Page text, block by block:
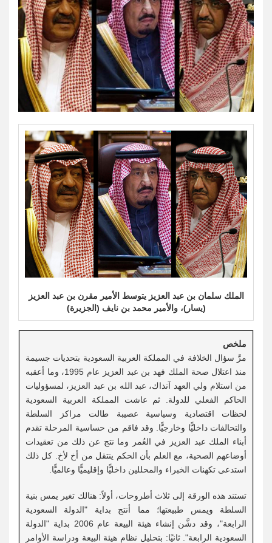
الملك سلمان بن عبد العزيز يتوسط الأمير مقرن بن عبد العزيز
(يسار)، والأمير محمد بن نايف (الجزيرة)
ملخص
مرَّ سؤال الخلافة في المملكة العربية السعودية بتحديات جسيمة
منذ اعتلال صحة الملك فهد بن عبد العزيز عام 1995، وما أعقبه
من استلام ولي العهد آنذاك، عبد الله بن عبد العزيز، لمسؤوليات
الحاكم الفعلي للدولة. ثم عاشت المملكة العربية السعودية
لحظات اقتصادية وسياسية عصيبة طالت مراكز السلطة
والتحالفات داخليًّا وخارجيًّا. وقد فاقم من حساسية المرحلة تقدم
أبناء الملك عبد العزيز في العُمر وما نتج عن ذلك من تعقيدات
أوضاعهم الصحية، مع العلم بأن الحكم ينتقل من أخ لأخ. كل ذلك
استدعى تكهنات الخبراء والمحللين داخليًّا وإقليميًّا وعالميًّا.
تستند هذه الورقة إلى ثلاث أطروحات، أولاً: هنالك تغير يمس بنية
السلطة ويمس طبيعتها؛ مما أنتج بداية "الدولة السعودية
الرابعة"، وقد دشَّن إنشاء هيئة البيعة عام 2006 بداية "الدولة
السعودية الرابعة". ثانيًا: بتحليل نظام هيئة البيعة ودراسة الأوامر